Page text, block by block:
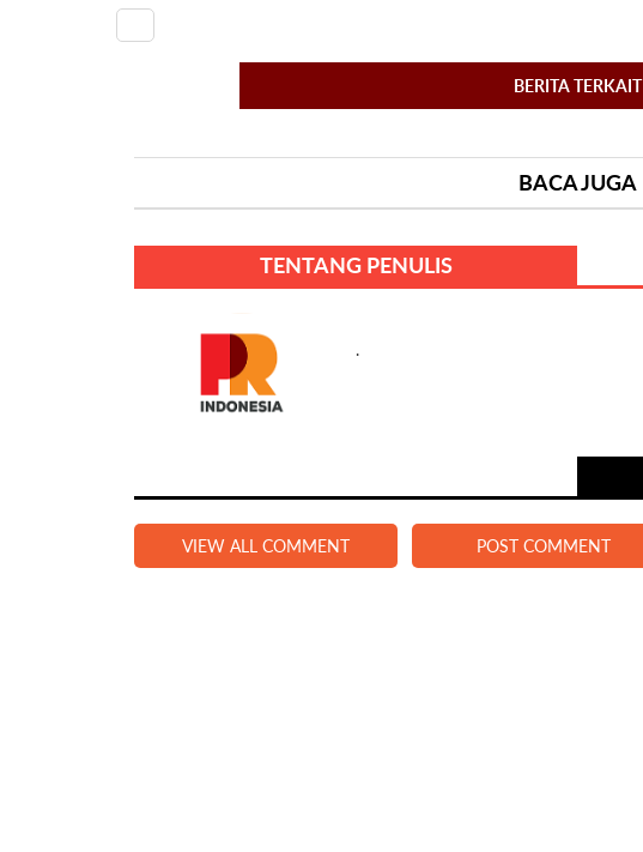
BERITA TERKAIT
BACA JUGA
TENTANG PENULIS
.
VIEW ALL COMMENT POST COMMENT